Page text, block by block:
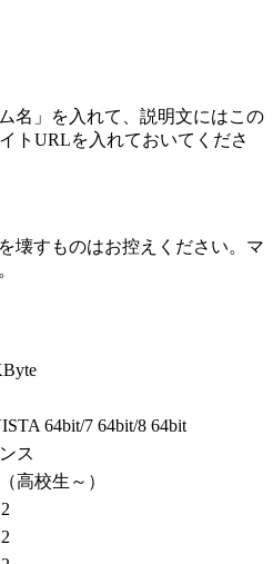
名」を入れて、説明文にはこの
トURLを入れておいてくださ
壊すものはお控えください。マ
64bit/7 64bit/8 64bit
ス
高校生～）